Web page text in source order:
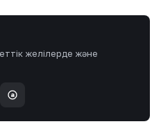
желілерде және
a